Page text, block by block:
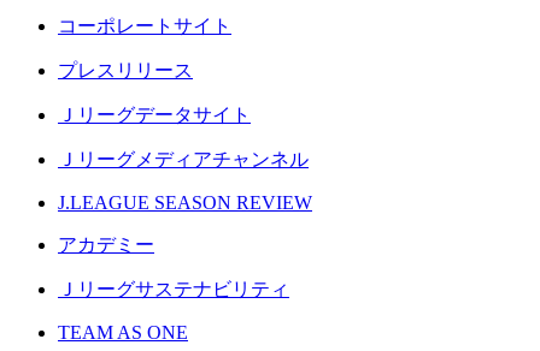
コーポレートサイト
プレスリリース
Ｊリーグデータサイト
Ｊリーグメディアチャンネル
J.LEAGUE SEASON REVIEW
アカデミー
Ｊリーグサステナビリティ
TEAM AS ONE